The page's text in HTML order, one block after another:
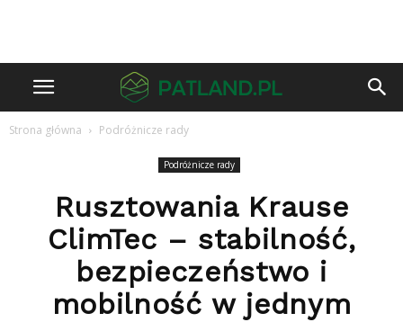
Strona główna Podróżnicze rady
Podróżnicze rady
Rusztowania Krause
ClimTec – stabilność,
bezpieczeństwo i
mobilność w jednym